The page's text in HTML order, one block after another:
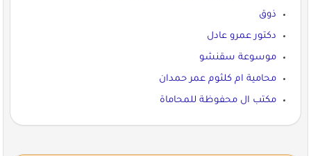
ذوق
دكتور عمرو عادل
موسوعة سقنشو
محامية ام كلثوم عمر حمدان
مكتب ال محفوظة للمحاماة